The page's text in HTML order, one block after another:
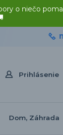
o niečo
Prihlásenie
Dom, Záhrada